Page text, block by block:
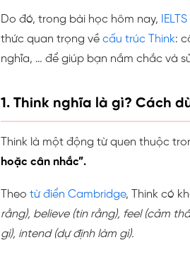
Do đó, trong bài học hôm nay,
thức quan trọng về cấu trúc Think:
nghĩa, … để giúp bạn nắm chắc và
1. Think nghĩa là gì? Cách
Think là một động từ quen thuộc
hoặc cân nhắc”.
Theo từ điển Cambridge, Think có
rằng), believe (tin rằng), feel (cảm
gì), intend (dự định làm gì).